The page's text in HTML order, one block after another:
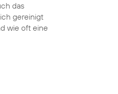
das
gereinigt
wie oft eine